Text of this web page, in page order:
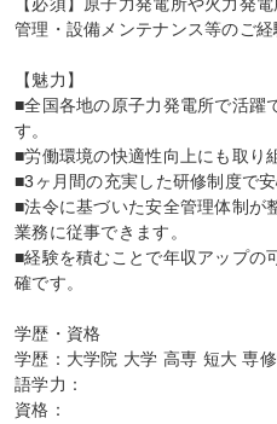
管理・設備メンテナンス等のご
【魅力】
■全国各地の原子力発電所で活躍
す。
■労働環境の快適性向上にも取り
■3ヶ月間の充実した研修制度で
■法令に基づいた安全管理体制が
業務に従事できます。
■経験を積むことで年収アップの
確です。
学歴・資格
学歴：大学院 大学 高専 短大 専
語学力：
資格：